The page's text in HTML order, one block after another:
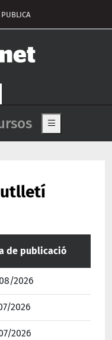
d'usuari
PUBLICA
de
Show main
de butlletins de
de publicació
2026
2026
2026